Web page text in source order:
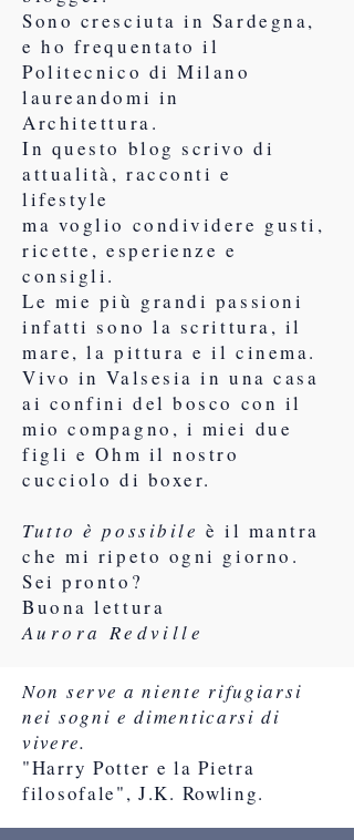
Sono cresciuta in Sardegna,
e ho frequentato il
Politecnico di Milano
laureandomi in
Architettura.
In questo blog scrivo di
attualità, racconti e
lifestyle
ma voglio condividere gusti,
ricette, esperienze e
consigli.
Le mie più grandi passioni
infatti sono la scrittura, il
mare, la pittura e il cinema.
Vivo in Valsesia in una casa
ai confini del bosco con il
mio compagno, i miei due
figli e Ohm il nostro
cucciolo di boxer.
Tutto è possibile è il mantra
che mi ripeto ogni giorno.
Sei pronto?
Buona lettura
Aurora Redville
Non serve a niente rifugiarsi
nei sogni e dimenticarsi di
vivere.
"Harry Potter e la Pietra
filosofale", J.K. Rowling.